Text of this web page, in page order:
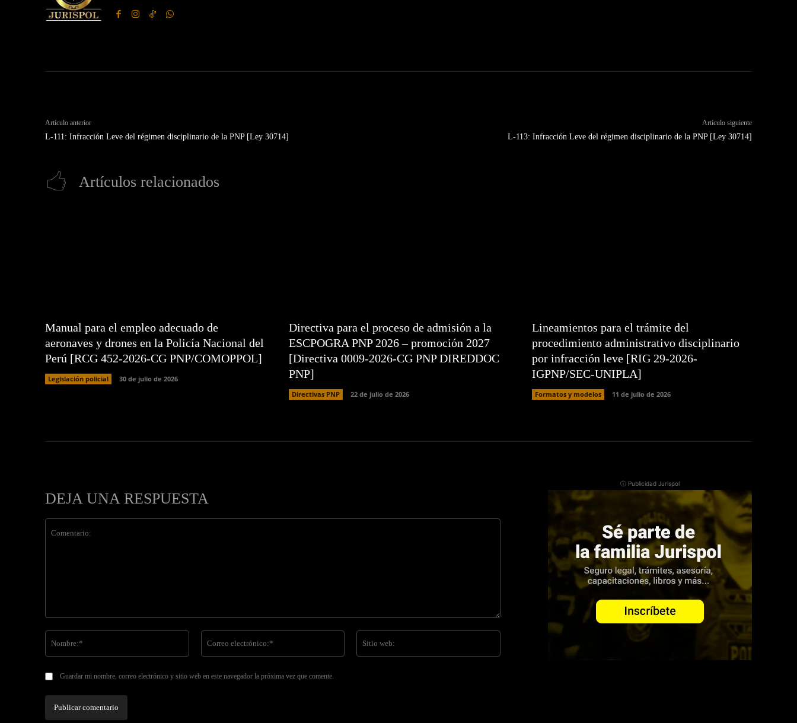
Artículo anterior
L-111: Infracción Leve del régimen disciplinario de la PNP [Ley 30714]
Artículo siguiente
L-113: Infracción Leve del régimen disciplinario de la PNP [Ley 30714]
Artículos relacionados
Manual para el empleo adecuado de
aeronaves y drones en la Policía Nacional del
Perú [RCG 452-2026-CG PNP/COMOPPOL]
Legislación policial 30 de julio de 2026
Directiva para el proceso de admisión a la
ESCPOGRA PNP 2026 – promoción 2027
[Directiva 0009-2026-CG PNP DIREDDOC
PNP]
Directivas PNP 22 de julio de 2026
Lineamientos para el trámite del
procedimiento administrativo disciplinario
por infracción leve [RIG 29-2026-
IGPNP/SEC-UNIPLA]
Formatos y modelos 11 de julio de 2026
DEJA UNA RESPUESTA
electrónico:*
Guardar mi nombre, correo electrónico y sitio web en este navegador la próxima vez que comente.
ⓘ Publicidad Jurispol